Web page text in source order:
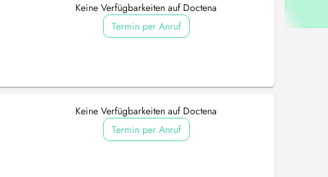
Keine Verfügbarkeiten auf Doctena
Termin per Anruf
Keine Verfügbarkeiten auf Doctena
Termin per Anruf